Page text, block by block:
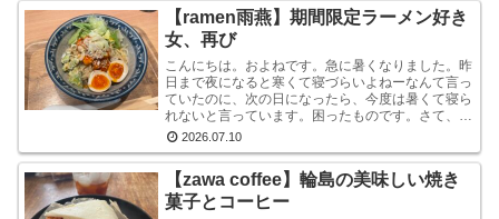
【ramen雨燕】期間限定ラーメン好き
女、再び
こんにちは。およねです。急に暑くなりました。昨
日まで夜になると寒くて寝づらいよねーなんて言っ
ていたのに、次の日になったら、今度は暑くて寝ら
れないと言っています。困ったものです。さて、先
日金沢へ行ったとき、ひさしぶりにひとりラーメン
を堪能して...
2026.07.10
【zawa coffee】輪島の美味しい焼き
菓子とコーヒー